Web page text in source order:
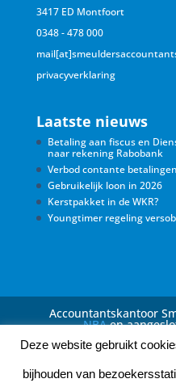
3417 ED Montfoort
0348 - 478 000
privacyverklaring
Laatste nieuws
Betaling aan fiscus en
naar rekening Rabobank
Verbod contante
Gebruikelijk loon in 2026
Kerstpakket in de WKR?
Youngtimer regeling
Accountantskantoor
NBAen
Deze website gebruikt
bijhouden van